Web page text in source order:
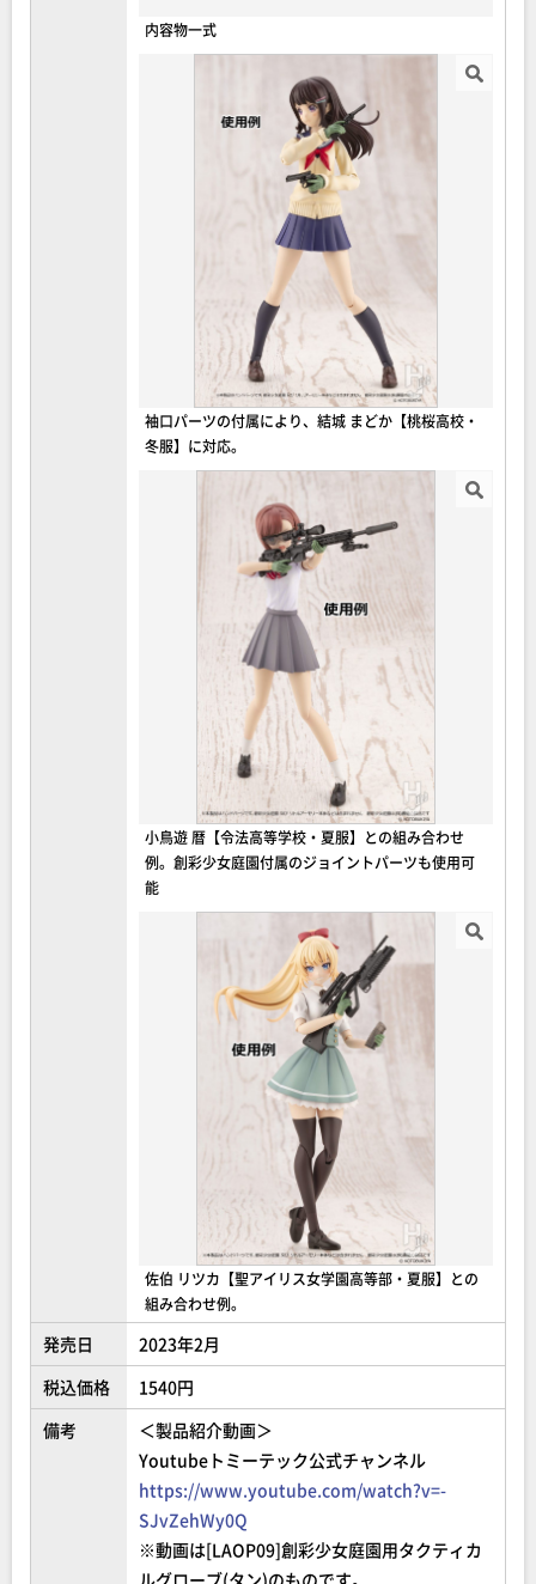
内容物一式
袖口パーツの付属により、結城 まどか【桃桜高校・
冬服】に対応。
小鳥遊 暦【令法高等学校・夏服】との組み合わせ
例。創彩少女庭園付属のジョイントパーツも使用可
能
佐伯 リツカ【聖アイリス女学園高等部・夏服】との
組み合わせ例。
発売日
2023年2月
税込価格
1540円
備考
＜製品紹介動画＞
Youtubeトミーテック公式チャンネル
https://www.youtube.com/watch?v=-
SJvZehWy0Q
※動画は[LAOP09]創彩少女庭園用タクティカ
ルグローブ(タン)のものです。